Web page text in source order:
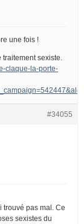
une fois !
sexiste.
claque-la-porte-
#34055
trouvé pas mal. Ce
sexistes du